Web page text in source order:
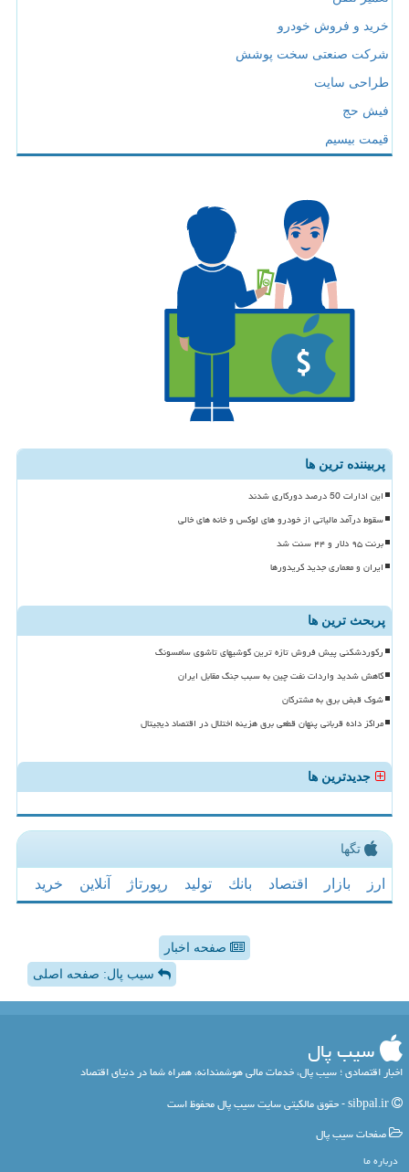
خرید و فروش خودرو
شرکت صنعتی سخت پوشش
طراحی سایت
فیش حج
قیمت بیسیم
پربیننده ترین ها
این ادارات 50 درصد دورکاری شدند
سقوط درآمد مالیاتی از خودرو های لوکس و خانه های خالی
برنت ۹۵ دلار و ۴۴ سنت شد
ایران و معماری جدید کریدورها
پربحث ترین ها
رکوردشکنی پیش فروش تازه ترین گوشیهای تاشوی سامسونگ
کاهش شدید واردات نفت چین به سبب جنگ مقابل ایران
شوک قبض برق به مشترکان
مراکز داده قربانی پنهان قطعی برق هزینه اختلال در اقتصاد دیجیتال
جدیدترین ها
تگها
ارز بازار اقتصاد بانك تولید رپورتاژ آنلاین خرید
صفحه اخبار
سیب پال: صفحه اصلی
سیب پال
اخبار اقتصادی ؛ سیب پال، خدمات مالی هوشمندانه، همراه شما در دنیای اقتصاد
صفحات سیب پال
درباره ما